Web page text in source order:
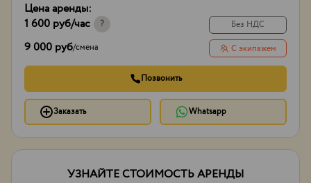
Цена аренды:
1 600 руб/час ?
9 000 руб/смена
Без НДС
С экипажем
Позвонить
Заказать Whatsapp
УЗНАЙТЕ СТОИМОСТЬ АРЕНДЫ